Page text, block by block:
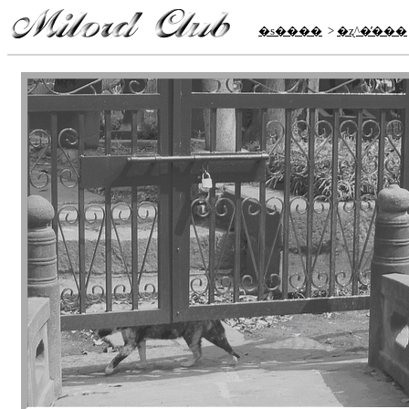
�s���� > �ʐ^�̕���